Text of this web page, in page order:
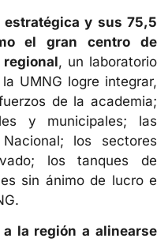
y sus 75,5
el gran centro de
, un laboratorio
UMNG logre integrar,
de la academia;
y municipales; las
los sectores
los tanques de
sin ánimo de lucro e
la región a alinearse